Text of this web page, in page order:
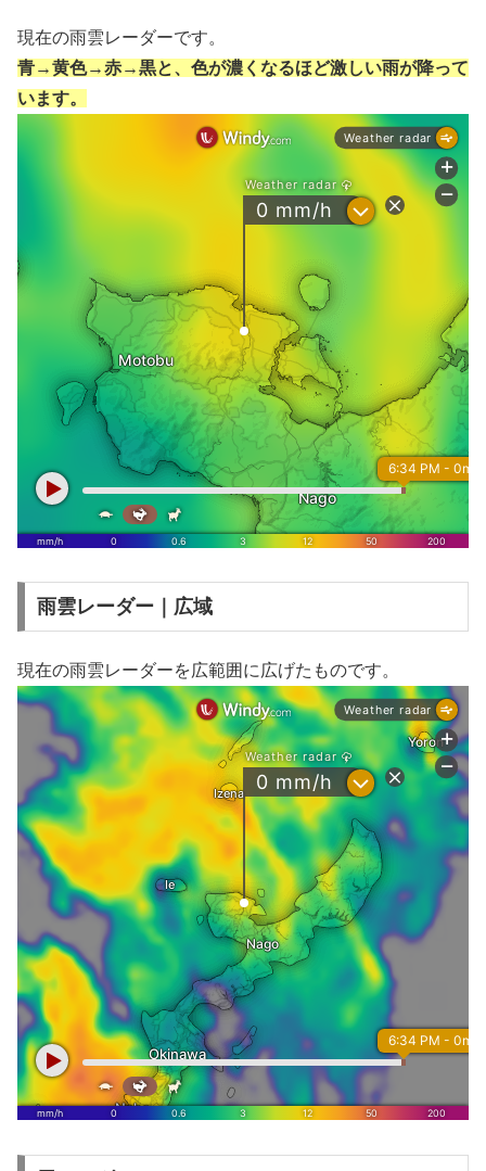
現在の雨雲レーダーです。
青→黄色→赤→黒と、色が濃くなるほど激しい雨が降って
います。
雨雲レーダー｜広域
現在の雨雲レーダーを広範囲に広げたものです。